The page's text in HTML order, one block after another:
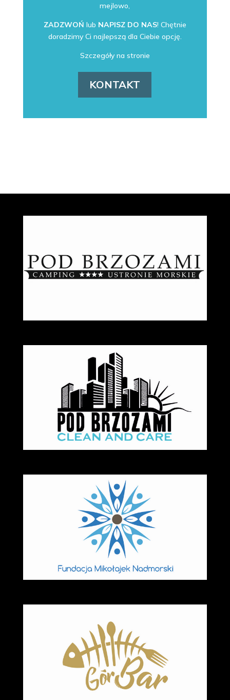
mejlowo,
ZADZWOŃ lub NAPISZ DO NAS! Chętnie
doradzimy Ci najlepszą dla Ciebie opcję.
Szczegóły na stronie
KONTAKT